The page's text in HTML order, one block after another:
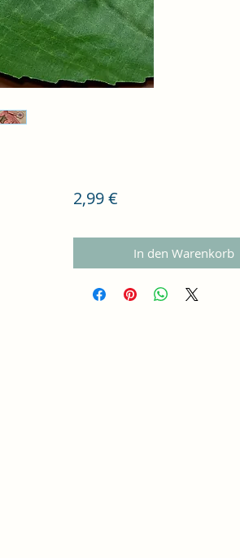
2,99 €Preis
In den Warenkorb